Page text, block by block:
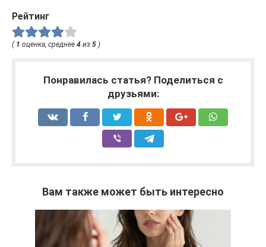
Рейтинг
( 1 оценка, среднее 4 из 5 )
Понравилась статья? Поделиться с
друзьями:
Вам также может быть интересно